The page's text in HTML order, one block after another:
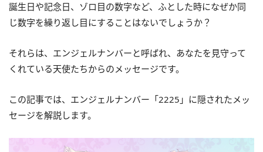
誕生日や記念日、ゾロ目の数字など、ふとした時になぜか同
じ数字を繰り返し目にすることはないでしょうか？
それらは、エンジェルナンバーと呼ばれ、あなたを見守って
くれている天使たちからのメッセージです。
この記事では、エンジェルナンバー「2225」に隠されたメッ
セージを解説します。